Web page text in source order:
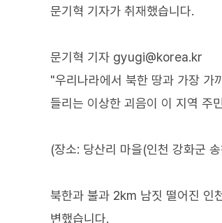
문기혁 기자가 취재했습니다.
문기혁 기자 gyugi@korea.kr
"우리나라에서 북한 땅과 가장 가
들리는 이상한 괴음이 이 지역 주
(장소: 당산리 마을(인천 강화군
북한과 불과 2km 남짓 떨어진 인
변했습니다.